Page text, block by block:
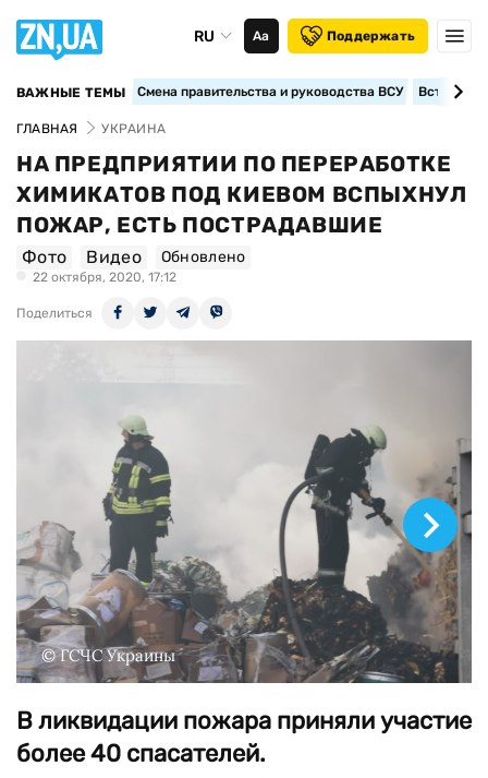
RU Аа Поддержать
ВАЖНЫЕ ТЕМЫ Смена правительства и руководства ВСУ
ГЛАВНАЯ УКРАИНА
НА ПРЕДПРИЯТИИ ПО ПЕРЕРАБОТКЕ
ХИМИКАТОВ ПОД КИЕВОМ ВСПЫХНУЛ
ПОЖАР, ЕСТЬ ПОСТРАДАВШИЕ
Фото Видео Обновлено
22 октября, 2020, 17:12
Поделиться
© ГСЧС Украины
В ликвидации пожара приняли участие
более 40 спасателей.